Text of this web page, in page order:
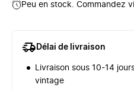
Peu en stock. Commandez
Délai de livraison
Livraison sous 10-14
vintage